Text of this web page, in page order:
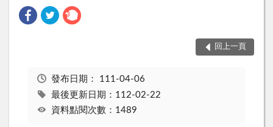
回上一頁
發布日期： 111-04-06
最後更新日期：112-02-22
資料點閱次數：1489